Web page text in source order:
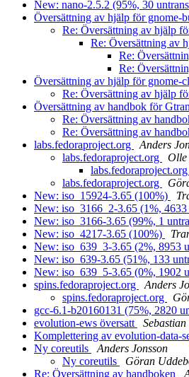
New: nano-2.5.2 (95%, 30
Översättning av hjälp för gnome-
Re: Översättning av hjälp
Re: Översättning av
Re:
Re:
Översättning av hjälp för gnome-
Re: Översättning av hjälp
Översättning av handbok för
Re: Översättning av
Re: Översättning av
labs.fedoraproject.org
Anders
labs.fedoraproject.org
Olle
labs.fedoraproject.org
labs.fedoraproject.org
New: iso_15924-3.65 (100%)
New: iso_3166_2-3.65 (1%, 4633
New: iso_3166-3.65 (99%, 1
New: iso_4217-3.65 (100%)
New: iso_639_3-3.65 (2%, 8953
New: iso_639-3.65 (51%, 133
New: iso_639_5-3.65 (0%, 1902
spins.fedoraproject.org
Anders
spins.fedoraproject.org
gcc-6.1-b20160131 (75%, 2820
evolution-ews översatt
Sebastian
Komplettering av evolution-data-
Ny coreutils
Anders Jonsson
Ny coreutils
Göran
Re: Översättning av handboken